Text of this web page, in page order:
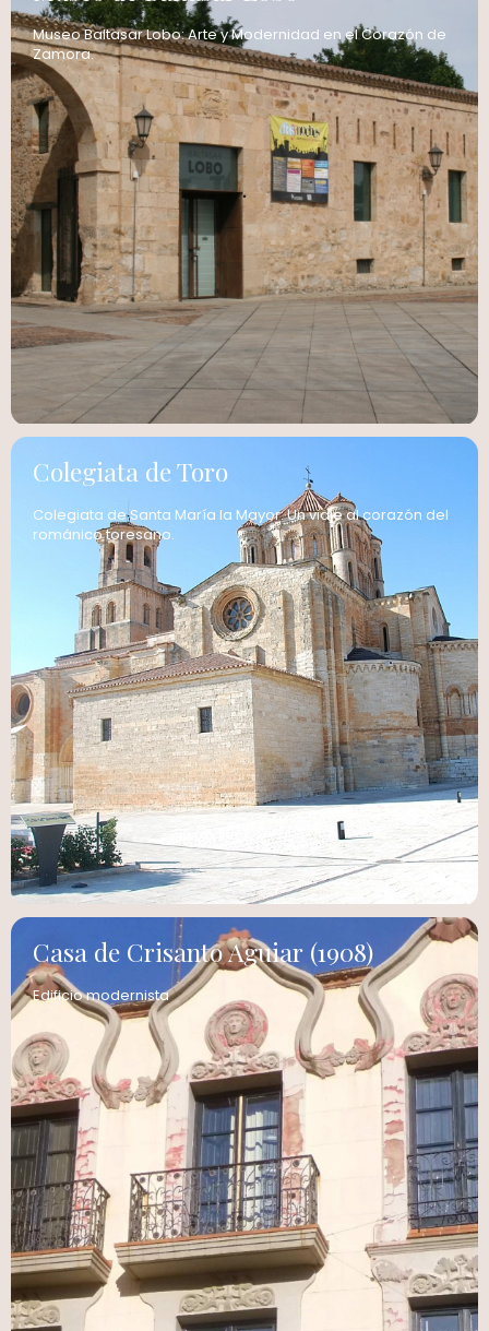
Museo Baltasar Lobo: Arte y Modernidad en el Corazón de
Zamora.
Colegiata de Toro
Colegiata de Santa María la Mayor: Un viaje al corazón del
románico toresano.
Casa de Crisanto Aguiar (1908)
Edificio modernista